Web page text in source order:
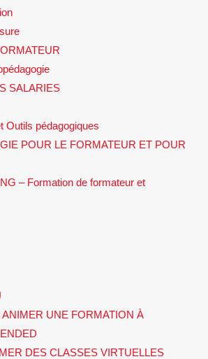
SALARIES
Outils pédagogiques
POUR LE FORMATEUR ET POUR
– Formation de formateur et
UNE FORMATION À
DES CLASSES VIRTUELLES